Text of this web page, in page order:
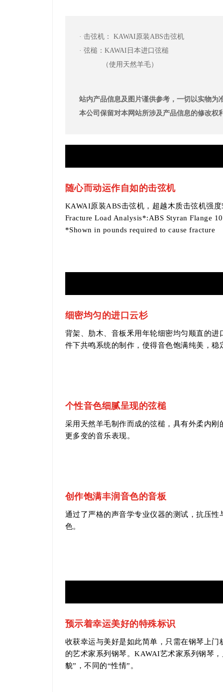
· 击弦机： KAWAI原装ABS击弦机
· 弦槌：KAWAI日本进口弦槌
（使用天然羊毛）
站内产品信息及图片谨供参考，一切以实物为
本公司保留对本网站所涉及产品信息的修改权
随心而动运作自如的击弦机
KAWAI原装ABS击弦机，超越木质击弦机强
Fracture Load Analysis*:ABS Styran Flange
*Shown in pounds required to cause fracture
细密均匀的进口云杉
背架、肋木、音板釆用年轮细密均匀顺直的
件下共鸣系统的制作，使得音色饱满纯美，稳
个性音色细腻呈现的弦槌
采用天然羊毛制作而成的弦槌，具有外柔内
更多变的音乐表现。
创作饱满丰润音色的音板
通过了严格的声音学专业仪器的测试，抗压
色。
预示着幸运美好的特殊标识
收获幸运与美好是如此简单，只需在钢琴上
的艺术家系列钢琴。KAWAI艺术家系列钢琴
貌”，不同的“性情”。